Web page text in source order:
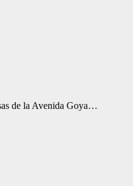
de la Avenida Goya…